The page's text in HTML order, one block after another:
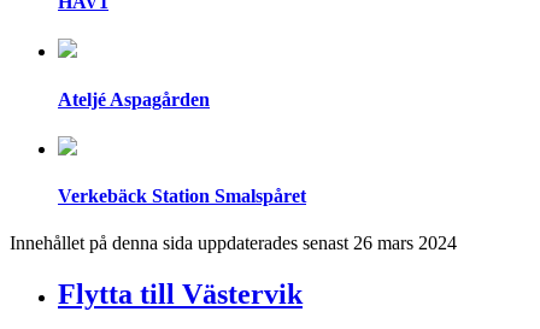
Ateljé Aspagården
Verkebäck Station Smalspåret
Innehållet på denna sida uppdaterades senast 26 mars 2024
Flytta till Västervik